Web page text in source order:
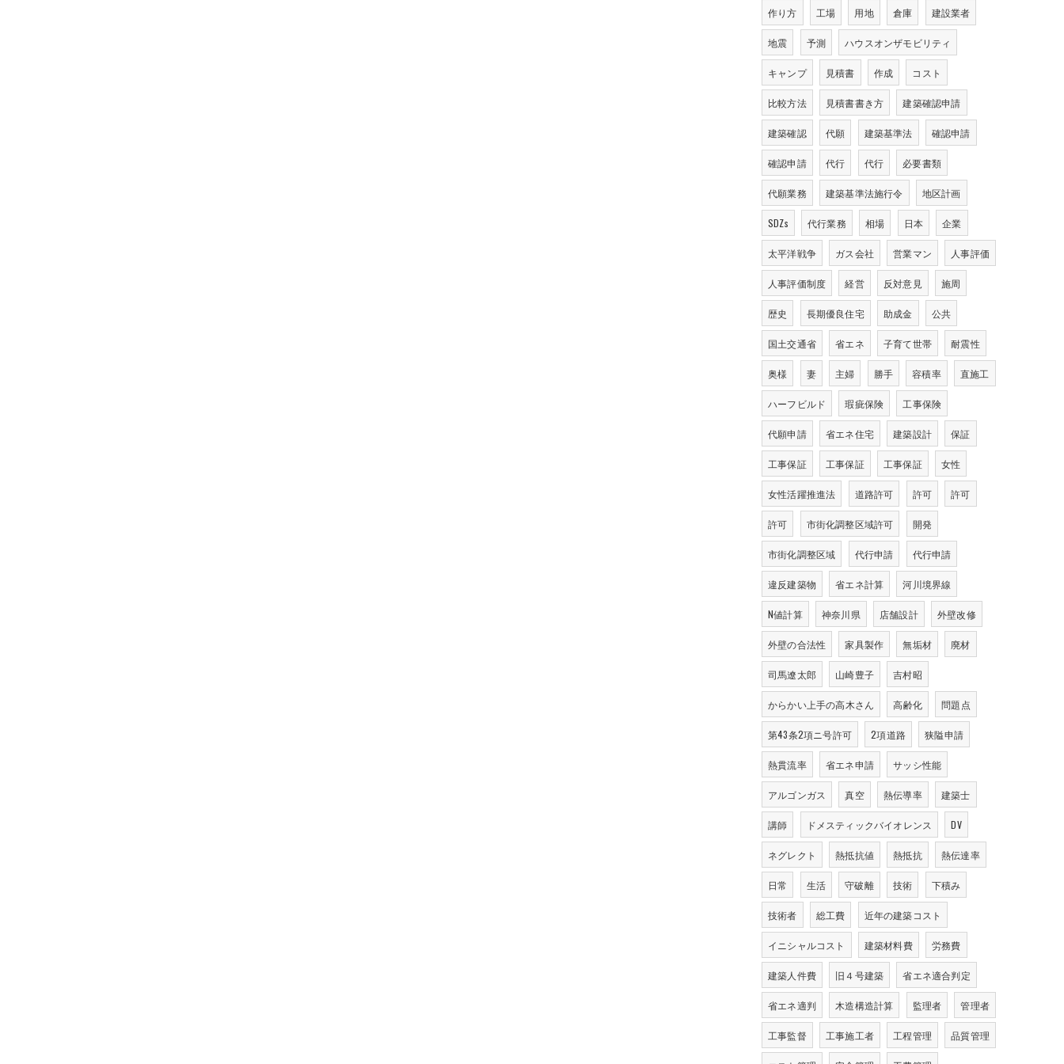
作り方 工場 用地 倉庫 建設業者
地震 予測 ハウスオンザモビリティ
キャンプ 見積書 作成 コスト
比較方法 見積書書き方 建築確認申請
建築確認 代願 建築基準法 確認申請
確認申請 代行 代行 必要書類
代願業務 建築基準法施行令 地区計画
SDZs 代行業務 相場 日本 企業
太平洋戦争 ガス会社 営業マン 人事評価
人事評価制度 経営 反対意見 施周
歴史 長期優良住宅 助成金 公共
国土交通省 省エネ 子育て世帯 耐震性
奥様 妻 主婦 勝手 容積率 直施工
ハーフビルド 瑕疵保険 工事保険
代願申請 省エネ住宅 建築設計 保証
工事保証 工事保証 工事保証 女性
女性活躍推進法 道路許可 許可 許可
許可 市街化調整区域許可 開発
市街化調整区域 代行申請 代行申請
違反建築物 省エネ計算 河川境界線
N値計算 神奈川県 店舗設計 外壁改修
外壁の合法性 家具製作 無垢材 廃材
司馬遼太郎 山崎豊子 吉村昭
からかい上手の高木さん 高齢化 問題点
第43条2項ニ号許可 2項道路 狭隘申請
熱貫流率 省エネ申請 サッシ性能
アルゴンガス 真空 熱伝導率 建築士
講師 ドメスティックバイオレンス DV
ネグレクト 熱抵抗値 熱抵抗 熱伝達率
日常 生活 守破離 技術 下積み
技術者 総工費 近年の建築コスト
イニシャルコスト 建築材料費 労務費
建築人件費 旧４号建築 省エネ適合判定
省エネ適判 木造構造計算 監理者 管理者
工事監督 工事施工者 工程管理 品質管理